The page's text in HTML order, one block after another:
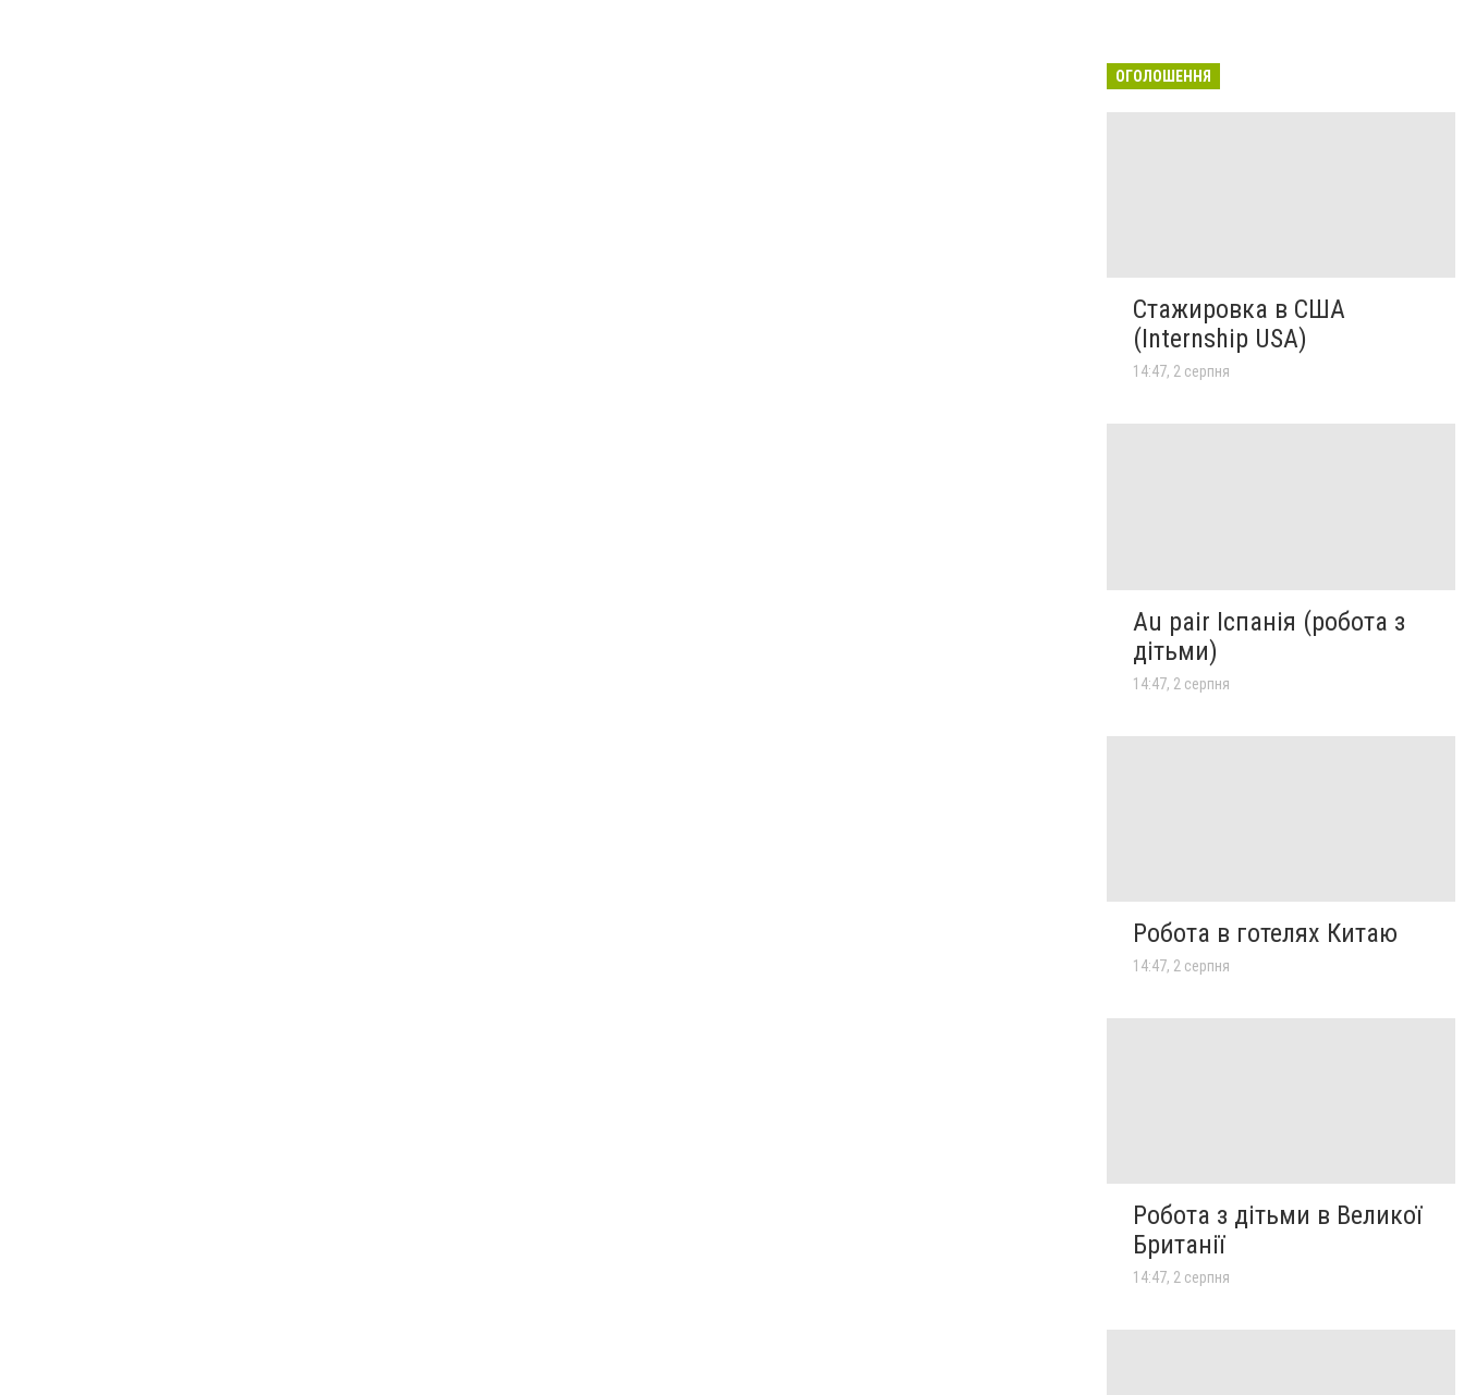
ОГОЛОШЕННЯ
Стажировка в США
(Internship USA)
14:47, 2 серпня
Au pair Іспанія (робота з
дітьми)
14:47, 2 серпня
Робота в готелях Китаю
14:47, 2 серпня
Робота з дітьми в Великої
Британії
14:47, 2 серпня